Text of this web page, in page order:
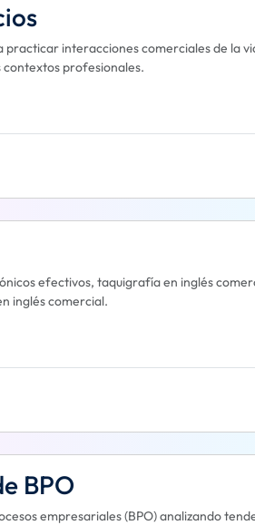
interacciones comerciales de la
profesionales.
efectivos, taquigrafía en inglés
inglés comercial.
BPO
empresariales (BPO) analizando